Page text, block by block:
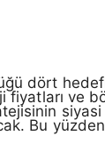
dört
fiyatları ve
Bu